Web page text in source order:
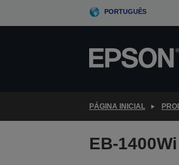
PORTUGUÊS
PÁGINA INICIAL
EB-